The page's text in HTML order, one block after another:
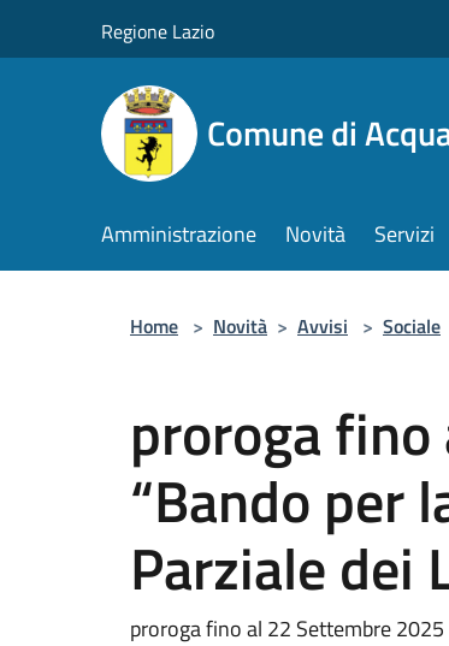
Regione Lazio
Comune di
Amministrazione Novità Servizi
Home > Novità > Avvisi > Sociale
proroga
“Bando per
Parziale dei
proroga fino al 22 Settembre 2025